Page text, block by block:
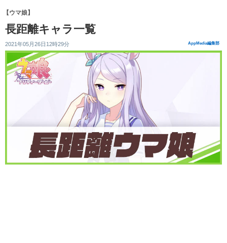
【ウマ娘】
長距離キャラ一覧
2021年05月26日12時29分 AppMedia編集部